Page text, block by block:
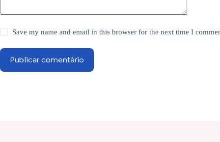
Save my name and email in this browser for the next time I
Publicar comentário